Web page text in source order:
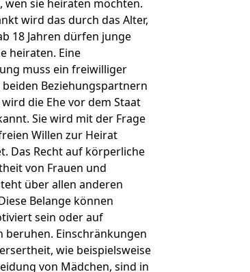
wen sie heiraten möchten.
wird das durch das Alter,
18 Jahren dürfen junge
heiraten. Eine
muss ein freiwilliger
Beziehungspartnern
die Ehe vor dem Staat
Sie wird mit der Frage
Willen zur Heirat
Das Recht auf körperliche
von Frauen und
über allen anderen
Belange können
sein oder auf
beruhen. Einschränkungen
wie beispielsweise
von Mädchen, sind in